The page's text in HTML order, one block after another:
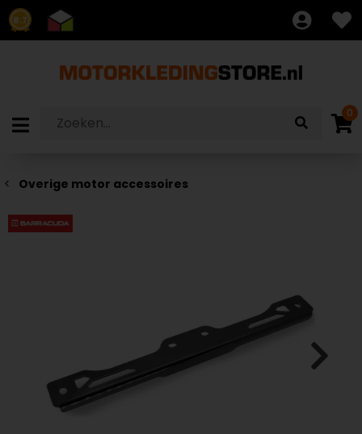
8.7
0
Overige motor accessoires